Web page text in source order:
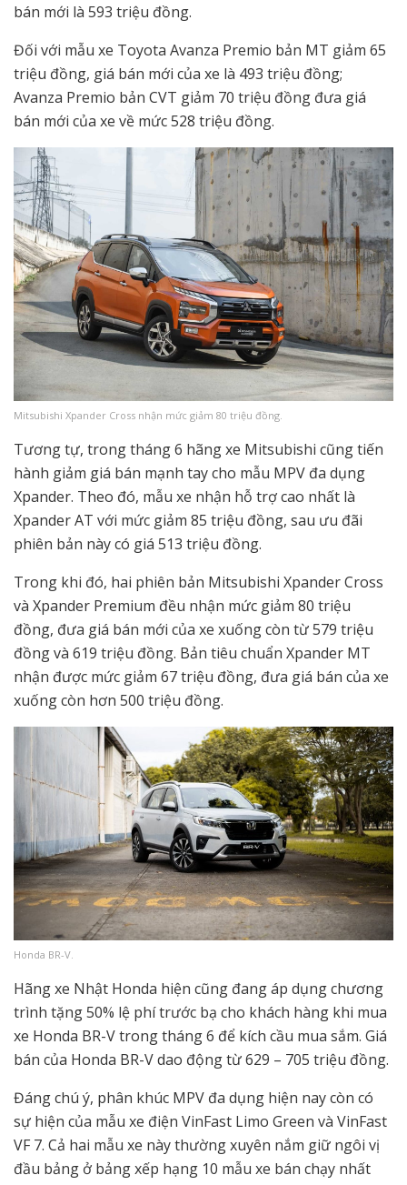
bán mới là 593 triệu đồng.
Đối với mẫu xe Toyota Avanza Premio bản MT giảm 65
triệu đồng, giá bán mới của xe là 493 triệu đồng;
Avanza Premio bản CVT giảm 70 triệu đồng đưa giá
bán mới của xe về mức 528 triệu đồng.
Mitsubishi Xpander Cross nhận mức giảm 80 triệu đồng.
Tương tự, trong tháng 6 hãng xe Mitsubishi cũng tiến
hành giảm giá bán mạnh tay cho mẫu MPV đa dụng
Xpander. Theo đó, mẫu xe nhận hỗ trợ cao nhất là
Xpander AT với mức giảm 85 triệu đồng, sau ưu đãi
phiên bản này có giá 513 triệu đồng.
Trong khi đó, hai phiên bản Mitsubishi Xpander Cross
và Xpander Premium đều nhận mức giảm 80 triệu
đồng, đưa giá bán mới của xe xuống còn từ 579 triệu
đồng và 619 triệu đồng. Bản tiêu chuẩn Xpander MT
nhận được mức giảm 67 triệu đồng, đưa giá bán của xe
xuống còn hơn 500 triệu đồng.
Honda BR-V.
Hãng xe Nhật Honda hiện cũng đang áp dụng chương
trình tặng 50% lệ phí trước bạ cho khách hàng khi mua
xe Honda BR-V trong tháng 6 để kích cầu mua sắm. Giá
bán của Honda BR-V dao động từ 629 – 705 triệu đồng.
Đáng chú ý, phân khúc MPV đa dụng hiện nay còn có
sự hiện của mẫu xe điện VinFast Limo Green và VinFast
VF 7. Cả hai mẫu xe này thường xuyên nắm giữ ngôi vị
đầu bảng ở bảng xếp hạng 10 mẫu xe bán chạy nhất